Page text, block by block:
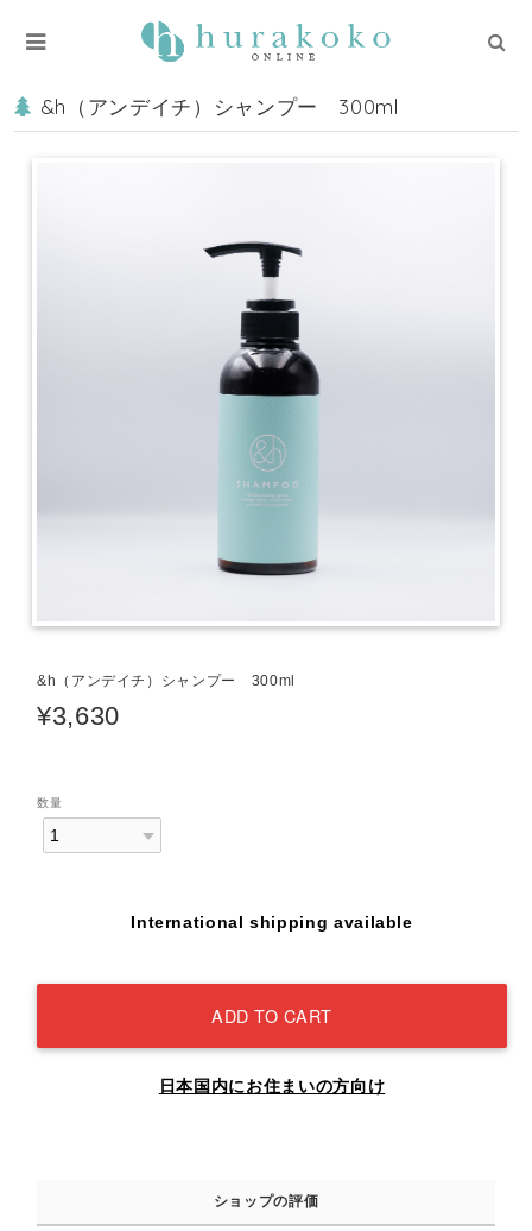
&h（アンデイチ）シャンプー 300ml
&h（アンデイチ）シャンプー 300ml
¥3,630
数量
International shipping available
ADD TO CART
日本国内にお住まいの方向け
ショップの評価